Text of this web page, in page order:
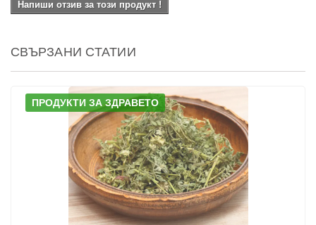
Напиши отзив за този продукт !
СВЪРЗАНИ СТАТИИ
ПРОДУКТИ ЗА ЗДРАВЕТО